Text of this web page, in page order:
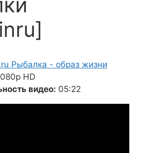
Рыбалка - образ жизни
HD
видео: 05:22